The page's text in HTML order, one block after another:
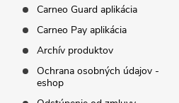
Carneo Guard aplikácia
Carneo Pay aplikácia
Archív produktov
Ochrana osobných údajov -
eshop